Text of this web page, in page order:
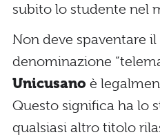
subito lo studente nel
Non deve spaventare
denominazione
Unicusano è
Questo significa ha lo
qualsiasi altro titolo